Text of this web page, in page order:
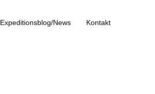
Expeditionsblog/News Kontakt